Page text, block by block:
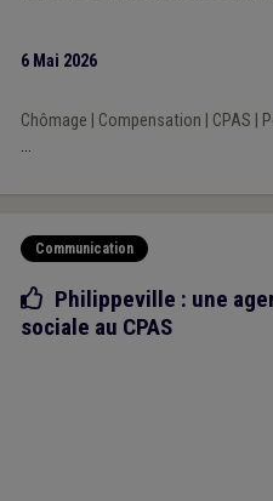
6 Mai 2026
Chômage Compensation CPAS
...
Communication
Bonne pratique
Philippeville : une
sociale au CPAS